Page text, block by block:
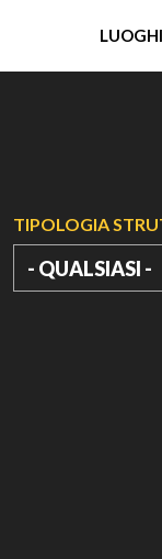
LUOGHI
TIPOLOGIA
- QUALSIASI -